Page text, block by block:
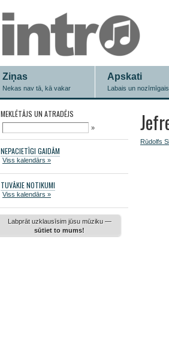
Ziņas
Nekas nav tā, kā vakar
Apskati
Labais un nozīmīgais
MEKLĒTĀJS UN ATRADĒJS
»
NEPACIETĪGI GAIDĀM
Viss kalendārs »
TUVĀKIE NOTIKUMI
Viss kalendārs »
Labprāt uzklausīsim jūsu mūziku —
sūtiet to mums!
Rūdolfs